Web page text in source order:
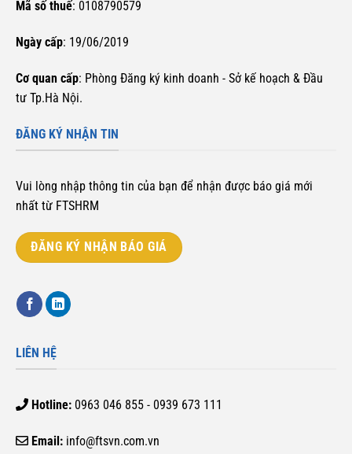
Mã số thuế: 0108790579
Ngày cấp: 19/06/2019
Cơ quan cấp: Phòng Đăng ký kinh doanh - Sở kế hoạch & Đầu
tư Tp.Hà Nội.
ĐĂNG KÝ NHẬN TIN
Vui lòng nhập thông tin của bạn để nhận được báo giá mới
nhất từ FTSHRM
ĐĂNG KÝ NHẬN BÁO GIÁ
LIÊN HỆ
Hotline:0963 046 855 - 0939 673 111
Email: info@ftsvn.com.vn